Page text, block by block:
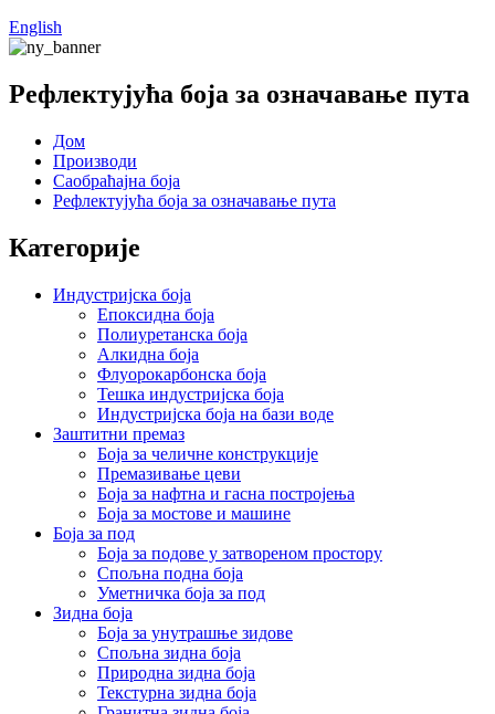
English
Рефлектујућа боја за означавање пута
Дом
Производи
Саобраћајна боја
Рефлектујућа боја за означавање пута
Категорије
Индустријска боја
Епоксидна боја
Полиуретанска боја
Алкидна боја
Флуорокарбонска боја
Тешка индустријска боја
Индустријска боја на бази воде
Заштитни премаз
Боја за челичне конструкције
Премазивање цеви
Боја за нафтна и гасна постројења
Боја за мостове и машине
Боја за под
Боја за подове у затвореном простору
Спољна подна боја
Уметничка боја за под
Зидна боја
Боја за унутрашње зидове
Спољна зидна боја
Природна зидна боја
Текстурна зидна боја